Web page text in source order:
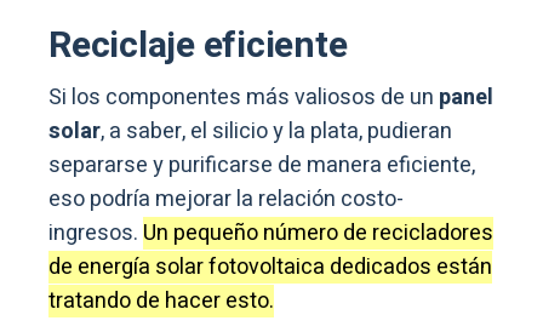
Reciclaje eficiente
Si los componentes más valiosos de un panel
solar, a saber, el silicio y la plata, pudieran
separarse y purificarse de manera eficiente,
eso podría mejorar la relación costo-
ingresos. Un pequeño número de recicladores
de energía solar fotovoltaica dedicados están
tratando de hacer esto.